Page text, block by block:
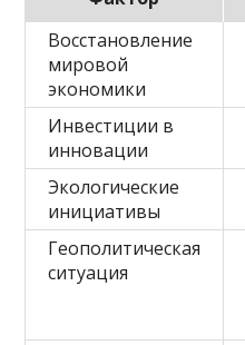
Восстановление
мировой
экономики
Инвестиции в
инновации
Экологические
инициативы
Геополитическая
ситуация